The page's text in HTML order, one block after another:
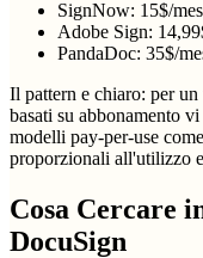
SignNow: 15$/
Adobe Sign:
PandaDoc: 35$/
Il pattern e chiaro: per
basati su abbonamento
modelli pay-per-use
proporzionali all'utilizzo
Cosa Cercare
DocuSign